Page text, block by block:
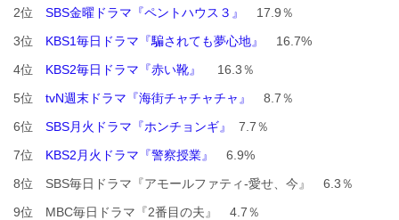
2位 SBS金曜ドラマ『ペントハウス３』
17.9％
3位 KBS1毎日ドラマ『騙されても夢心地』
16.7%
4位 KBS2毎日ドラマ『赤い靴』
16.3％
5位 tvN週末ドラマ『海街チャチャチャ』
8.7％
6位 SBS月火ドラマ『ホンチョンギ』
7.7％
7位 KBS2月火ドラマ『警察授業』
6.9%
8位 SBS毎日ドラマ『アモールファティ-愛せ、今』 6.3％
9位 MBC毎日ドラマ『2番目の夫』 4.7％